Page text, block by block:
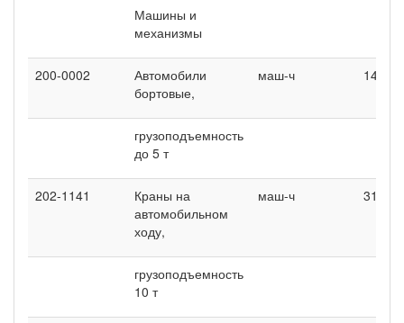
Машины и
механизмы
200-0002
Автомобили
бортовые,
маш-ч 14,8
грузоподъемность
до 5 т
202-1141
Краны на
автомобильном
ходу,
маш-ч 310,8
грузоподъемность
10 т